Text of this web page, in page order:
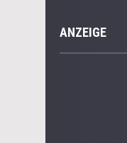
ANZEIGE